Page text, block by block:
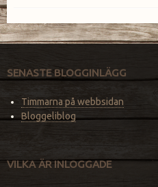
SENASTE BLOGGINLÄGG
Timmarna på webbsidan
Bloggeliblog
VILKA ÄR INLOGGADE